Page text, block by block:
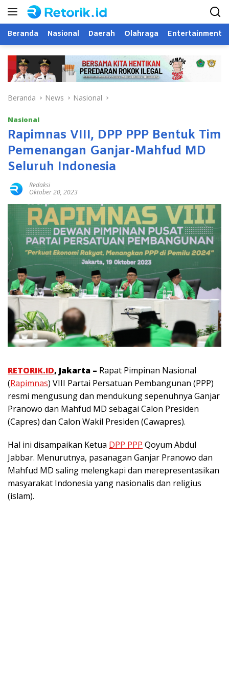
Langsung
Beranda Nasional Daerah Olahraga Entertainment
Beranda News Nasional
Nasional
Rapimnas VIII, DPP PPP Bentuk Tim
Pemenangan Ganjar-Mahfud MD
Seluruh Indonesia
Redaksi
Oktober 20, 2023
RETORIK.ID, Jakarta – Rapat Pimpinan Nasional
(Rapimnas) VIII Partai Persatuan Pembangunan (PPP)
resmi mengusung dan mendukung sepenuhnya Ganjar
Pranowo dan Mahfud MD sebagai Calon Presiden
(Capres) dan Calon Wakil Presiden (Cawapres).
Hal ini disampaikan Ketua DPP PPP Qoyum Abdul
Jabbar. Menurutnya, pasanagan Ganjar Pranowo dan
Mahfud MD saling melengkapi dan merepresentasikan
masyarakat Indonesia yang nasionalis dan religius
(islam).